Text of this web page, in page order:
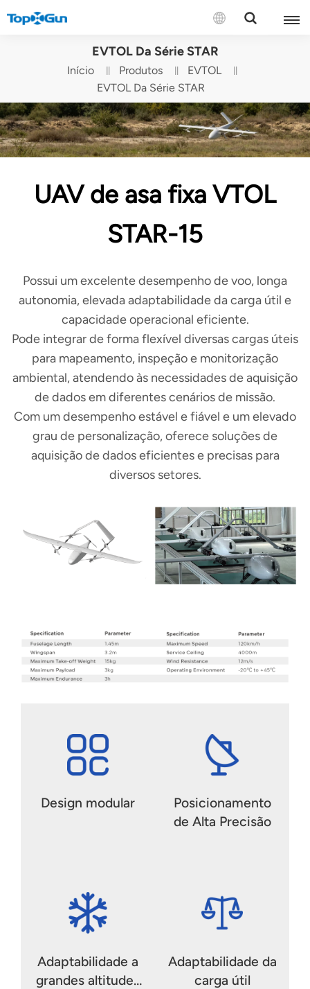
CONTACTE-NOS
English
Español
Русский
Türkçe
EVTOL Da Série STAR
Início Produtos
EVTOL
EVTOL Da Série STAR
UAV de asa fixa VTOL
STAR-15
Possui um excelente desempenho de voo, longa
autonomia, elevada adaptabilidade da carga útil e
capacidade operacional eficiente.
Pode integrar de forma flexível diversas cargas úteis
para mapeamento, inspeção e monitorização
ambiental, atendendo às necessidades de aquisição
de dados em diferentes cenários de missão.
Com um desempenho estável e fiável e um elevado
grau de personalização, oferece soluções de
aquisição de dados eficientes e precisas para
diversos setores.
Design modular
Posicionamento
de Alta Precisão
Adaptabilidade a
grandes altitudes
Adaptabilidade da
carga útil